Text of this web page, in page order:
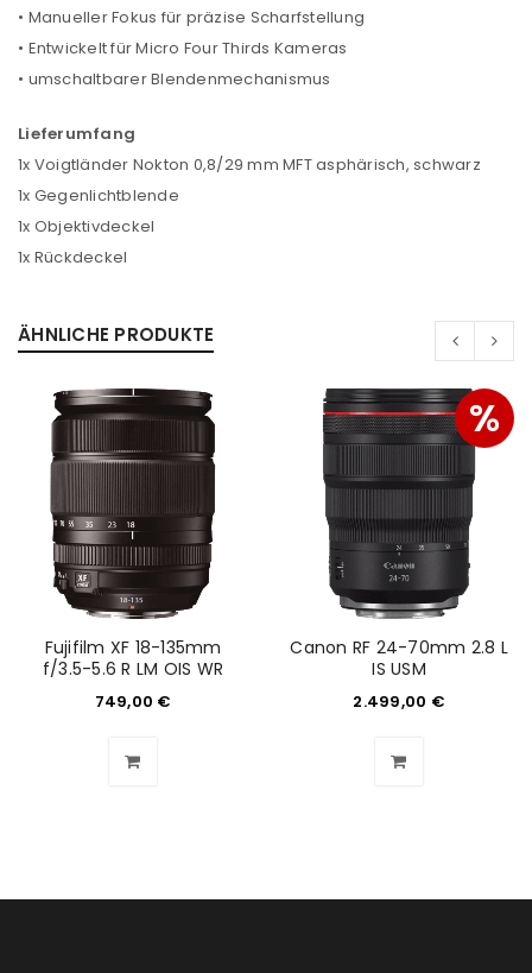
Passwort*
WP Captcha
REGISTRIEREN
E-Mail-Adresse*
deine E-Mail-Adresse gesendet.
NEWSLETTER ABONNIEREN
Ich stimme zu
• Manueller Fokus für präzise Scharfstellung
• Entwickelt für Micro Four Thirds Kameras
• umschaltbarer Blendenmechanismus
Lieferumfang
1x Voigtländer Nokton 0,8/29 mm MFT asphärisch, schwarz
1x Gegenlichtblende
1x Objektivdeckel
1x Rückdeckel
ÄHNLICHE PRODUKTE
Fujifilm XF 18-135mm
f/3.5-5.6 R LM OIS WR
749,00 €
%
Canon RF 24-70mm 2.8 L
IS USM
2.499,00 €